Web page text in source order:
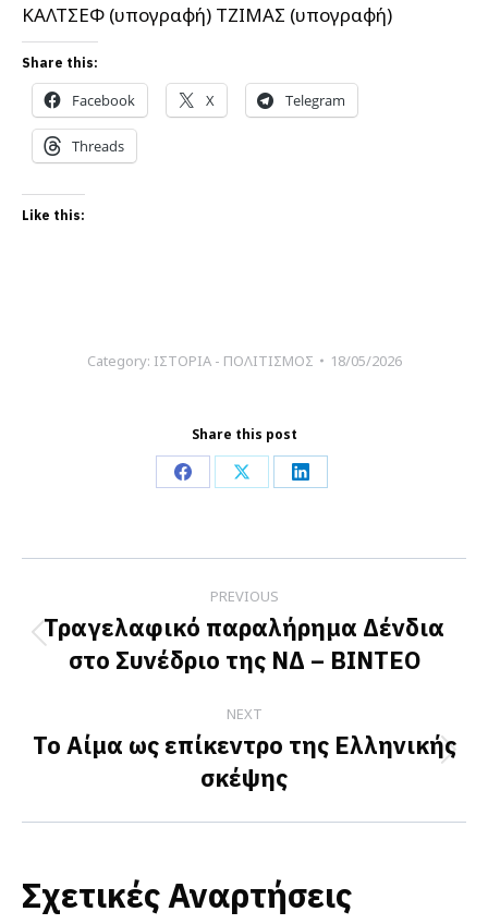
ΚΑΛΤΣΕΦ (υπογραφή) ΤΖΙΜΑΣ (υπογραφή)
Share this:
Facebook X Telegram
Threads
Like this:
Category: ΙΣΤΟΡΙΑ - ΠΟΛΙΤΙΣΜΟΣ 18/05/2026
Share this post
Share
Facebook
Share
X
Share
LinkedIn
navigation
PREVIOUS
Previous
post:
Τραγελαφικό παραλήρημα Δένδια
στο Συνέδριο της ΝΔ – ΒΙΝΤΕΟ
NEXT
Next
post:
Το Αίμα ως επίκεντρο της Ελληνικής
σκέψης
Σχετικές Αναρτήσεις